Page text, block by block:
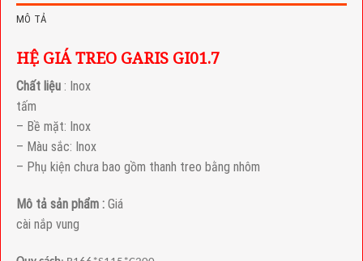
MÔ TẢ
HỆ GIÁ TREO GARIS GI01.7
Chất liệu : Inox
tấm
– Bề mặt: Inox
– Màu sắc: Inox
– Phụ kiện chưa bao gồm thanh treo bằng nhôm
Mô tả sản phẩm : Giá
cài nắp vung